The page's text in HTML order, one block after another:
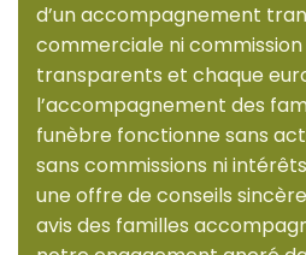
d’un accompagnement
commerciale ni commission
transparents et chaque
l’accompagnement des
funèbre fonctionne sans
sans commissions ni
une offre de conseils
avis des familles